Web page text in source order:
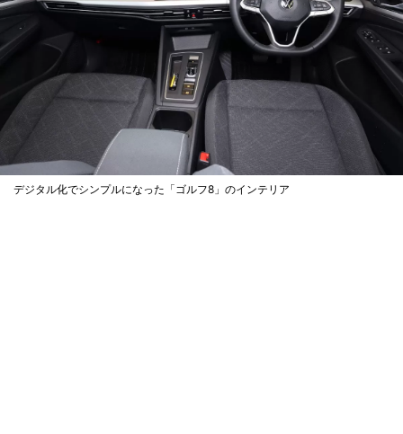
デジタル化でシンプルになった「ゴルフ8」のインテリア